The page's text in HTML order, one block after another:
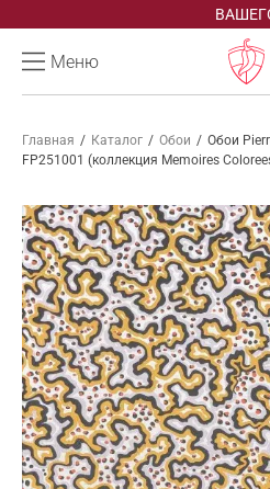
Меню
Главная / Каталог / Обои / Обои
FP251001 (коллекция Memoires